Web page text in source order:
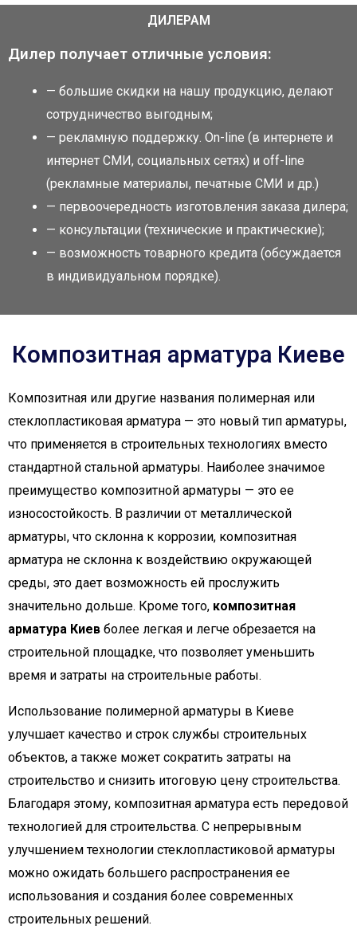
ДИЛЕРАМ
Дилер получает отличные условия:
— большие скидки на нашу продукцию, делают
сотрудничество выгодным;
— рекламную поддержку. Оn-line (в интернете и
интернет СМИ, социальных сетях) и оff-line
(рекламные материалы, печатные СМИ и др.)
— первоочередность изготовления заказа дилера;
— консультации (технические и практические);
— возможность товарного кредита (обсуждается
в индивидуальном порядке).
Композитная арматура Киеве
Композитная или другие названия полимерная или
стеклопластиковая арматура — это новый тип арматуры,
что применяется в строительных технологиях вместо
стандартной стальной арматуры. Наиболее значимое
преимущество композитной арматуры — это ее
износостойкость. В различии от металлической
арматуры, что склонна к коррозии, композитная
арматура не склонна к воздействию окружающей
среды, это дает возможность ей прослужить
значительно дольше. Кроме того, композитная
арматура Киев более легкая и легче обрезается на
строительной площадке, что позволяет уменьшить
время и затраты на строительные работы.
Использование полимерной арматуры в Киеве
улучшает качество и строк службы строительных
объектов, а также может сократить затраты на
строительство и снизить итоговую цену строительства.
Благодаря этому, композитная арматура есть передовой
технологией для строительства. С непрерывным
улучшением технологии стеклопластиковой арматуры
можно ожидать большего распространения ее
использования и создания более современных
строительных решений.